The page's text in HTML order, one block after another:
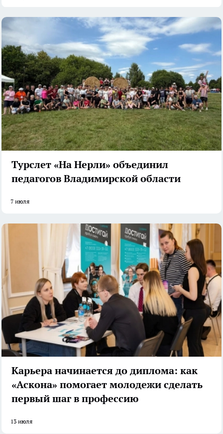
Турслет «На Нерли» объединил
педагогов Владимирской области
7 июля
Карьера начинается до диплома: как
«Аскона» помогает молодежи сделать
первый шаг в профессию
13 июля